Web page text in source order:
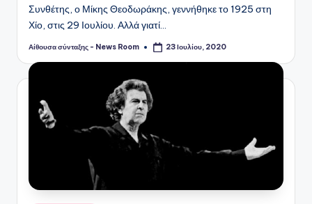
Συνθέτης, ο Μίκης Θεοδωράκης, γεννήθηκε το 1925 στη
Χίο, στις 29 Ιουλίου. Αλλά γιατί…
Συγγραφέας:
Αίθουσα σύνταξης - News Room 23 Ιουλίου, 2020